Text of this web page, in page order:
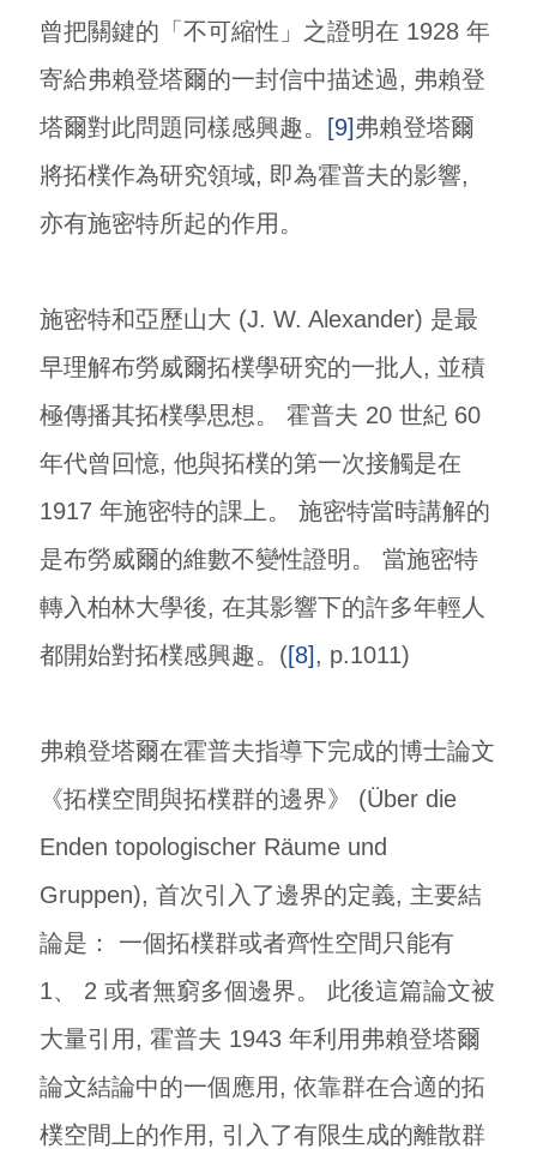
曾把關鍵的「不可縮性」之證明在 1928 年
寄給弗賴登塔爾的一封信中描述過, 弗賴登
塔爾對此問題同樣感興趣。
[9]弗賴登塔爾
將拓樸作為研究領域, 即為霍普夫的影響,
亦有施密特所起的作用。
施密特和亞歷山大 (J. W. Alexander) 是最
早理解布勞威爾拓樸學研究的一批人, 並積
極傳播其拓樸學思想。 霍普夫 20 世紀 60
年代曾回憶, 他與拓樸的第一次接觸是在
1917 年施密特的課上。 施密特當時講解的
是布勞威爾的維數不變性證明。 當施密特
轉入柏林大學後, 在其影響下的許多年輕人
都開始對拓樸感興趣。([8], p.1011)
弗賴登塔爾在霍普夫指導下完成的博士論文
《拓樸空間與拓樸群的邊界》 (Über die
Enden topologischer Räume und
Gruppen), 首次引入了邊界的定義, 主要結
論是： 一個拓樸群或者齊性空間只能有
1、 2 或者無窮多個邊界。 此後這篇論文被
大量引用, 霍普夫 1943 年利用弗賴登塔爾
論文結論中的一個應用, 依靠群在合適的拓
樸空間上的作用, 引入了有限生成的離散群